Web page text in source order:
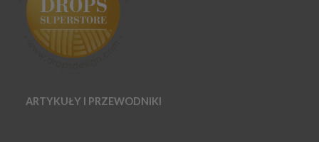
ARTYKUŁY I PRZEWODNIKI